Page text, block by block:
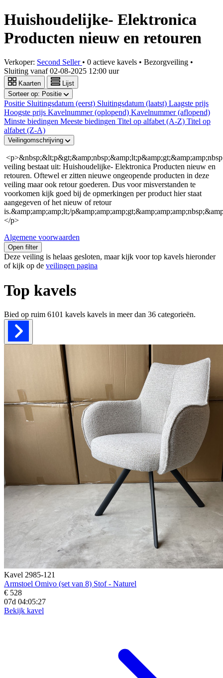
Huishoudelijke- Elektronica
Producten nieuw en retouren
Verkoper: Second Seller • 0 actieve kavels • Bezorgveiling •
Sluiting vanaf02-08-2025 12:00 uur
Kaarten
Lijst
Sorteer op: Positie
Positie Sluitingsdatum (eerst) Sluitingsdatum (laatst) Laagste prijs
Hoogste prijs Kavelnummer (oplopend) Kavelnummer (aflopend)
Minste biedingen Meeste biedingen Titel op alfabet (A-Z) Titel op
alfabet (Z-A)
Veilingomschrijving
veiling bestaat uit: Huishoudelijke- Elektronica Producten nieuw en
retouren. Oftewel er zitten nieuwe ongeopende producten in deze
veiling maar ook retour goederen. Dus voor misverstanden te
voorkomen kijk goed bij de opmerkingen per product hier staat
aangegeven of het nieuw of retour
is.&amp;amp;amp;lt;/
</p>
Algemene voorwaarden
Open filter
Deze veiling is helaas gesloten, maar kijk voor top kavels hieronder
of kijk op de veilingen pagina
Top kavels
Bied op ruim 6101 kavels kavels in meer dan 36 categorieën.
Kavel 2985-121
Armstoel Omivo (set van 8) Stof - Naturel
€ 528
07d 04:05:25
Bekijk kavel